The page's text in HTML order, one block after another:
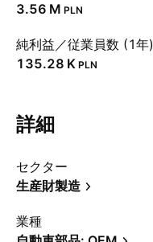
‪3.56 M‬ PLN
純利益／従業員数 (1年)
‪135.28 K‬ PLN
詳細
セクター
生産財製造
業種